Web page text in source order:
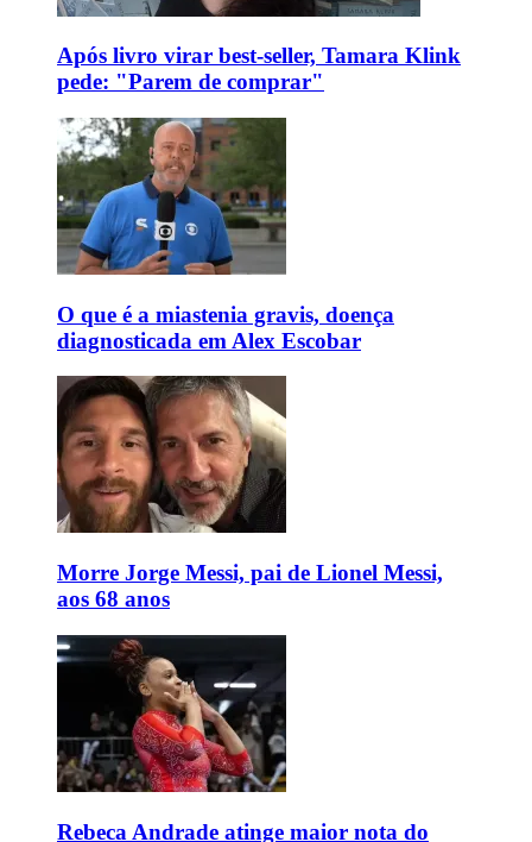
Após livro virar best-seller, Tamara Klink
pede: "Parem de comprar"
O que é a miastenia gravis, doença
diagnosticada em Alex Escobar
Morre Jorge Messi, pai de Lionel Messi,
aos 68 anos
Rebeca Andrade atinge maior nota do